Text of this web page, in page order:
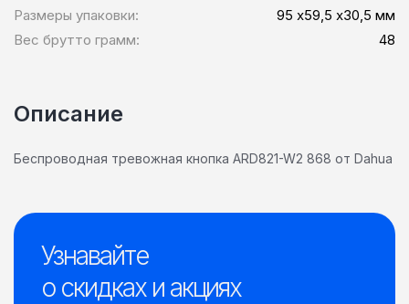
Размеры упаковки:
95 х59,5 х30,5 мм
Вес брутто грамм:
48
Описание
Беспроводная тревожная кнопка ARD821-W2 868 от Dahua
Узнавайте
о скидках и акциях